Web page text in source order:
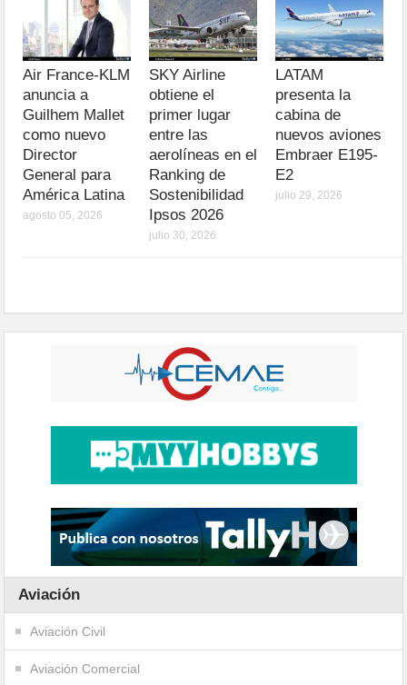
Air France-KLM
anuncia a
Guilhem Mallet
como nuevo
Director
General para
América Latina
agosto 05, 2026
SKY Airline
obtiene el
primer lugar
entre las
aerolíneas en el
Ranking de
Sostenibilidad
Ipsos 2026
julio 30, 2026
LATAM
presenta la
cabina de
nuevos aviones
Embraer E195-
E2
julio 29, 2026
Aviación
Aviación Civil
Aviación Comercial